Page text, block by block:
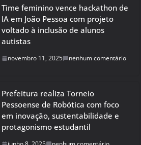
Time feminino vence hackathon de
IA em João Pessoa com projeto
voltado à inclusão de alunos
autistas
novembro 11, 2025 nenhum comentário
Prefeitura realiza Torneio
Pessoense de Robótica com foco
em inovação, sustentabilidade e
protagonismo estudantil